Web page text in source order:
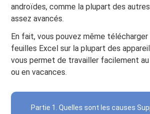
androïdes, comme la plupart des
assez avancés.
En fait, vous pouvez même
feuilles Excel sur la plupart des
vous permet de travailler facilement
ou en vacances.
Partie 1. Quelles sont les causes